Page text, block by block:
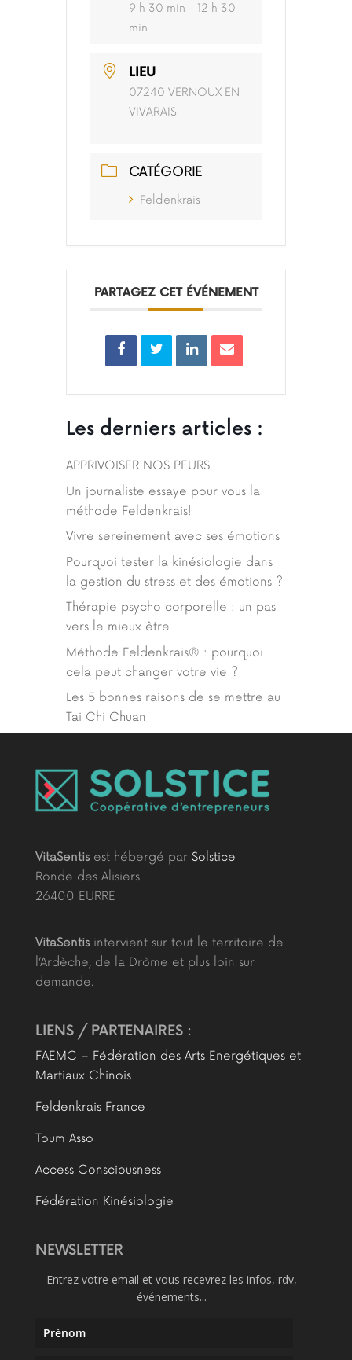
9 h 30 min - 12 h 30
min
LIEU
07240 VERNOUX EN
VIVARAIS
CATÉGORIE
Feldenkrais
PARTAGEZ CET ÉVÉNEMENT
Les derniers articles :
APPRIVOISER NOS PEURS
Un journaliste essaye pour vous la
méthode Feldenkrais!
Vivre sereinement avec ses émotions
Pourquoi tester la kinésiologie dans
la gestion du stress et des émotions ?
Thérapie psycho corporelle : un pas
vers le mieux être
Méthode Feldenkrais® : pourquoi
cela peut changer votre vie ?
Les 5 bonnes raisons de se mettre au
Tai Chi Chuan
VitaSentisest hébergé par Solstice
Ronde des Alisiers
26400 EURRE
VitaSentisintervient sur tout le territoire de
l’Ardèche, de la Drôme et plus loin sur
demande.
LIENS / PARTENAIRES :
FAEMC – Fédération des Arts Energétiques et
Martiaux Chinois
Feldenkrais France
Toum Asso
Access Consciousness
Fédération Kinésiologie
NEWSLETTER
Entrez votre email et vous recevrez les infos, rdv,
événements...